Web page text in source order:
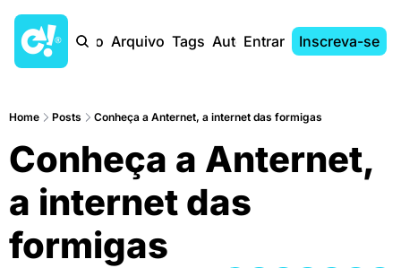
Início Arquivo Tags AutoresEntrar Inscreva-se
Home Posts Conheça a Anternet, a internet das formigas
Conheça a Anternet,
a internet das
formigas